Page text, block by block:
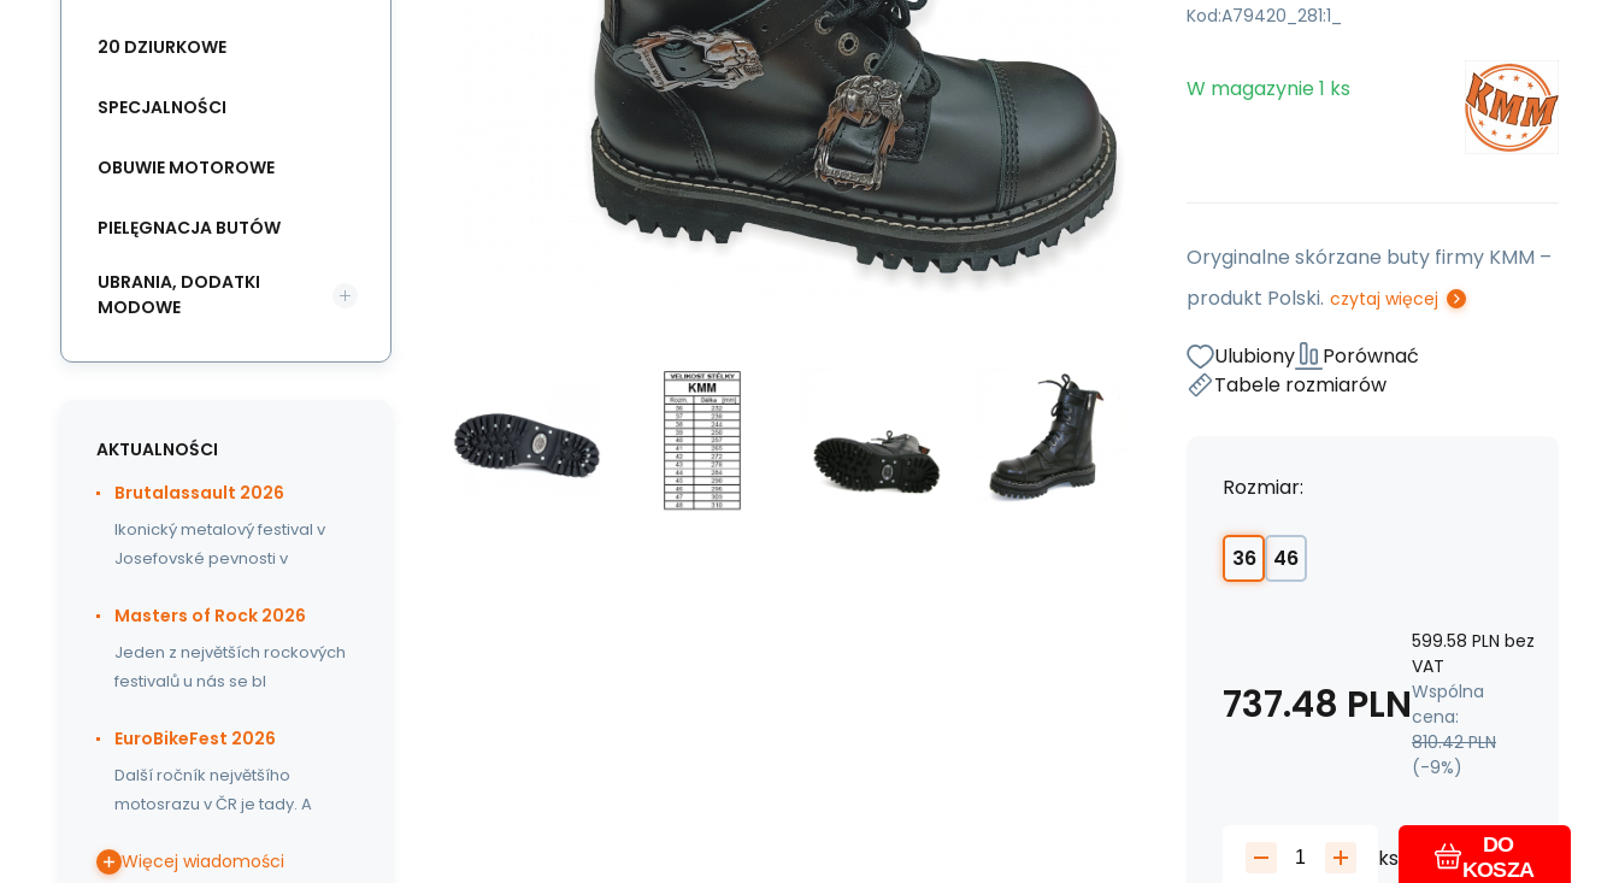
Kod:A79420_281:1_
W magazynie1 ks
Oryginalne skórzane buty firmy KMM –
produkt Polski. czytaj więcej
Ulubiony
Porównać
Tabele rozmiarów
Rozmiar:
36 46
737.48 PLN
599.58 PLN bez
VAT
Wspólna
cena:
810.42 PLN
(-9%)
ks
DO
KOSZA
20 DZIURKOWE
SPECJALNOŚCI
OBUWIE MOTOROWE
PIELĘGNACJA BUTÓW
UBRANIA, DODATKI
MODOWE
AKTUALNOŚCI
Brutalassault 2026
Ikonický metalový festival v
Josefovské pevnosti v
Masters of Rock 2026
Jeden z největších rockových
festivalů u nás se bl
EuroBikeFest 2026
Další ročník největšího
motosrazu v ČR je tady. A
Więcej wiadomości